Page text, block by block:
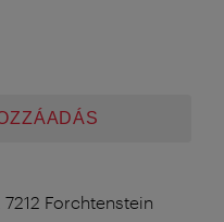
Forchtenstein